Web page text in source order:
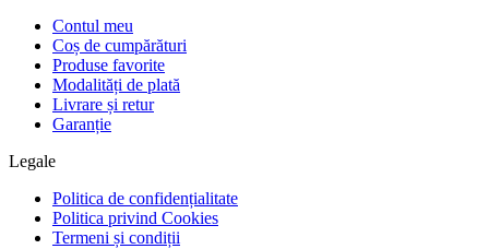
Contul meu
Coș de cumpărături
Produse favorite
Modalități de plată
Livrare și retur
Garanție
Legale
Politica de confidențialitate
Politica privind Cookies
Termeni și condiții